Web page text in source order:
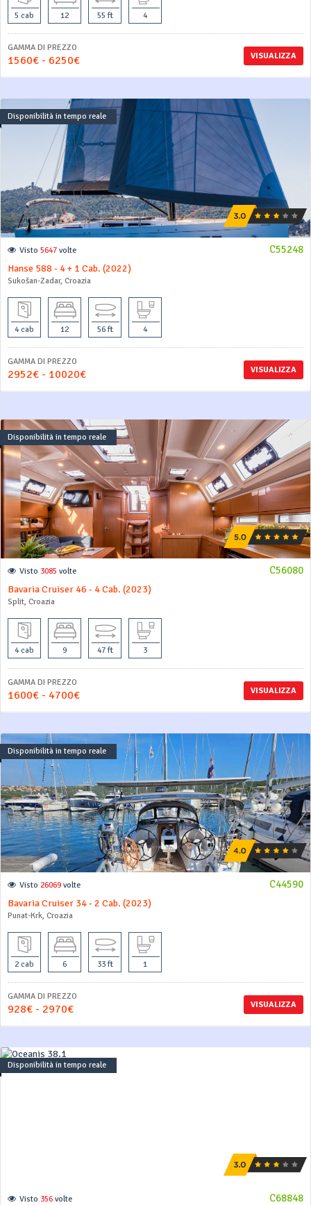
5 cab 12 55 ft 4
VISUALIZZA
GAMMA DI PREZZO
1560€ - 6250€
Disponibilità in tempo reale
C55248
Visto 5647 volte
Hanse 588 - 4 + 1 Cab. (2022)
Sukošan-Zadar, Croazia
4 cab 12 56 ft 4
VISUALIZZA
GAMMA DI PREZZO
2952€ - 10020€
Disponibilità in tempo reale
C56080
Visto 3085 volte
Bavaria Cruiser 46 - 4 Cab. (2023)
Split, Croazia
4 cab 9 47 ft 3
VISUALIZZA
GAMMA DI PREZZO
1600€ - 4700€
Disponibilità in tempo reale
C44590
Visto 26069 volte
Bavaria Cruiser 34 - 2 Cab. (2023)
Punat-Krk, Croazia
2 cab 6 33 ft 1
VISUALIZZA
GAMMA DI PREZZO
928€ - 2970€
Disponibilità in tempo reale
C68848
Visto 356 volte